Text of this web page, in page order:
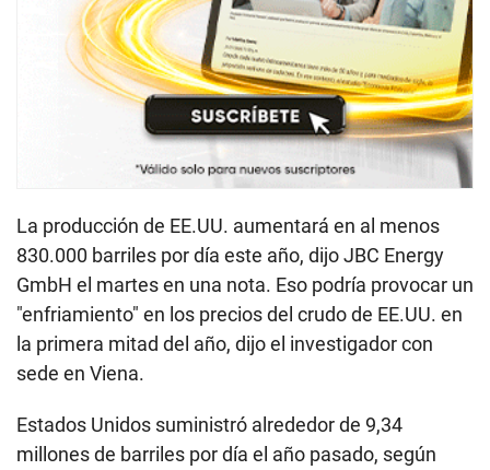
La producción de EE.UU. aumentará en al menos
830.000 barriles por día este año, dijo JBC Energy
GmbH el martes en una nota. Eso podría provocar un
"enfriamiento" en los precios del crudo de EE.UU. en
la primera mitad del año, dijo el investigador con
sede en Viena.
Estados Unidos suministró alrededor de 9,34
millones de barriles por día el año pasado, según